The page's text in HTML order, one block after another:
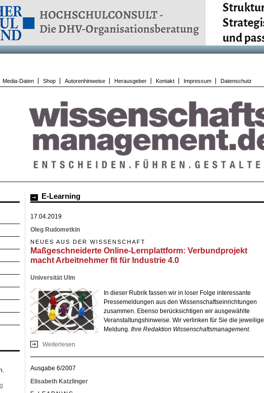
Media-Daten Shop Autorenhinweise Herausgeber Kontakt Impressum Datenschutz
E-Learning
17.04.2019
Oleg Rudometkin
NEUES AUS DER WISSENSCHAFT
Maßgeschneiderte Online-Lernplattform: Verbundprojekt
macht Arbeitnehmer fit für Industrie 4.0
Universität Ulm
In dieser Rubrik fassen wir in loser Folge interessante
Pressemeldungen aus den Wissenschaftseinrichtungen
zusammen. Ebenso berücksichtigen wir ausgewählte
Veranstaltungshinweise. Wir verlinken für Sie die jeweilige
Meldung. Ihre Redaktion Wissenschaftsmanagement.
Weiterlesen
Ausgabe 6/2007
Elisabeth Katzlinger